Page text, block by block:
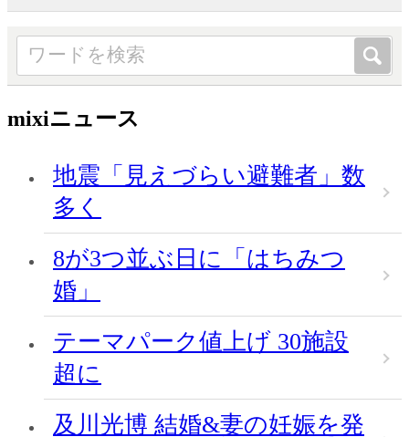
mixiニュース
地震「見えづらい避難者」数
多く
8が3つ並ぶ日に「はちみつ
婚」
テーマパーク値上げ 30施設
超に
及川光博 結婚&妻の妊娠を発